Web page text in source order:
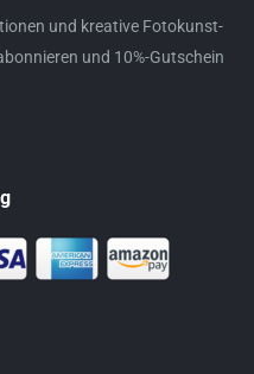
und kreative Fotokunst-
und 10%-Gutschein